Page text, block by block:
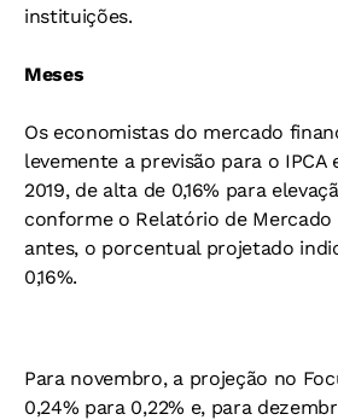
instituições.
Meses
Os economistas do mercado
levemente a previsão para o
2019, de alta de 0,16% para
conforme o Relatório de Mercado
antes, o porcentual projetado
0,16%.
Para novembro, a projeção no
0,24% para 0,22% e, para